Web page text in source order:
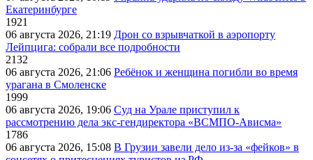
Екатеринбурге
1921
06 августа 2026, 21:19 Дрон со взрывчаткой в аэропорту
Лейпцига: собрали все подробности
2132
06 августа 2026, 21:06 Ребёнок и женщина погибли во время
урагана в Смоленске
1999
06 августа 2026, 19:06 Суд на Урале приступил к
рассмотрению дела экс-гендиректора «ВСМПО-Ависма»
1786
06 августа 2026, 15:08 В Грузии завели дело из-за «фейков» в